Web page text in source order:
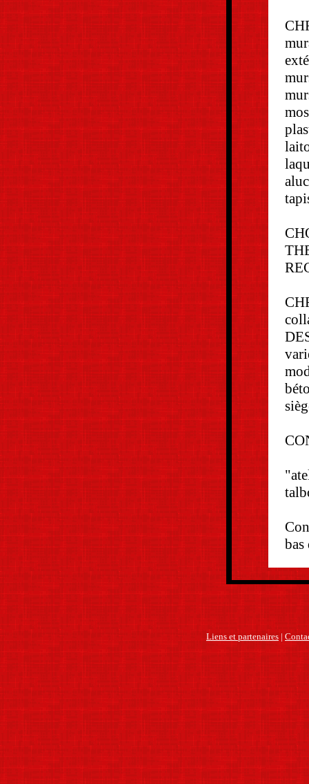
bas
Liens et partenaires |